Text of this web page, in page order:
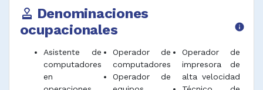
approval Denominaciones
ocupacionales
info
Asistente de
computadores
en
Operador de
computadores
Operador de
Operador de
impresora de
alta velocidad